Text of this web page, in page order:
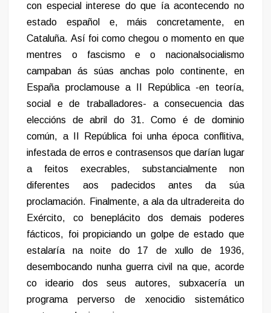
con especial interese do que ía acontecendo no
estado español e, máis concretamente, en
Cataluña. Así foi como chegou o momento en que
mentres o fascismo e o nacionalsocialismo
campaban ás súas anchas polo continente, en
España proclamouse a II República -en teoría,
social e de traballadores- a consecuencia das
eleccións de abril do 31. Como é de dominio
común, a II República foi unha época conflitiva,
infestada de erros e contrasensos que darían lugar
a feitos execrables, substancialmente non
diferentes aos padecidos antes da súa
proclamación. Finalmente, a ala da ultradereita do
Exército, co beneplácito dos demais poderes
fácticos, foi propiciando un golpe de estado que
estalaría na noite do 17 de xullo de 1936,
desembocando nunha guerra civil na que, acorde
co ideario dos seus autores, subxacería un
programa perverso de xenocidio sistemático